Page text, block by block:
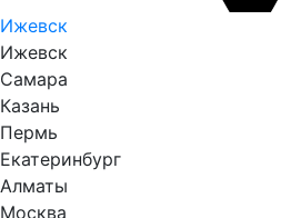
Ижевск
Ижевск
Самара
Казань
Пермь
Екатеринбург
Алматы
Москва